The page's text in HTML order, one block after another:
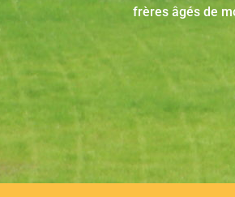
frères âgés de